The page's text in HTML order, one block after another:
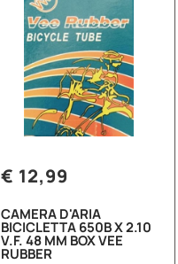
€ 12,99
CAMERA D'ARIA
BICICLETTA 650B X 2.10
V.F. 48 MM BOX VEE
RUBBER